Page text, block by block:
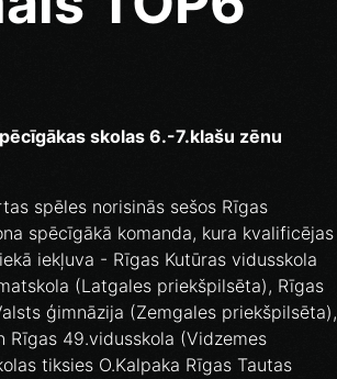
skolas 6.-7.klašu zēnu
spēles norisinās sešos Rīgas
spēcīgākā komanda, kura kvalificējas
iekļuva - Rīgas Kutūras vidusskola
(Latgales priekšpilsēta), Rīgas
ģimnāzija (Zemgales priekšpilsēta),
Rīgas 49.vidusskola (Vidzemes
tiksies O.Kalpaka Rīgas Tautas